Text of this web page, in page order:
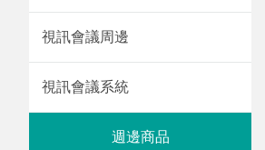
視訊會議周邊
視訊會議系統
週邊商品